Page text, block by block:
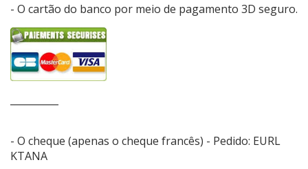
- O cartão do banco por meio de pagamento 3D seguro.
- O cheque (apenas o cheque francês) - Pedido: EURL
KTANA